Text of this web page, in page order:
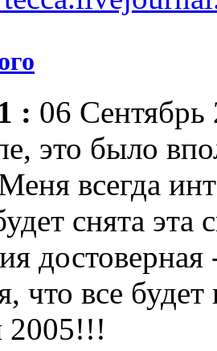
: 06
это было
всегда
снята эта
достоверная
что все
2005!!!